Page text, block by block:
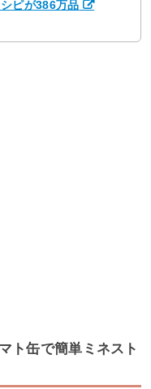
ピが386万品
ト缶で簡単ミネスト